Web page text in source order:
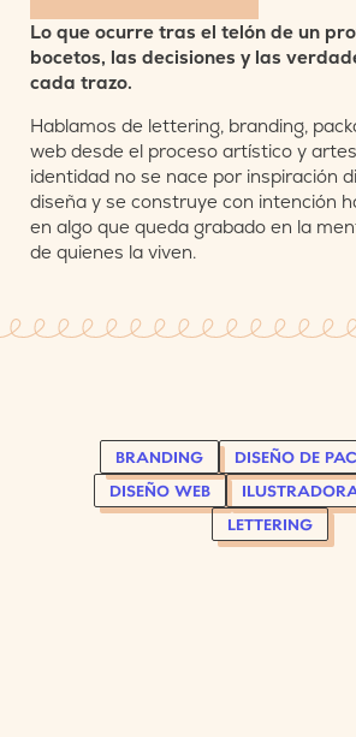
Lo que ocurre tras el telón de un
bocetos, las decisiones y las
cada trazo.
Hablamos de lettering, branding,
web desde el proceso artístico y
identidad no se nace por inspiración
diseña y se construye con intención
en algo que queda grabado en la
de quienes la viven.
BRANDING
DISEÑO DE
DISEÑO WEB
LETTERING